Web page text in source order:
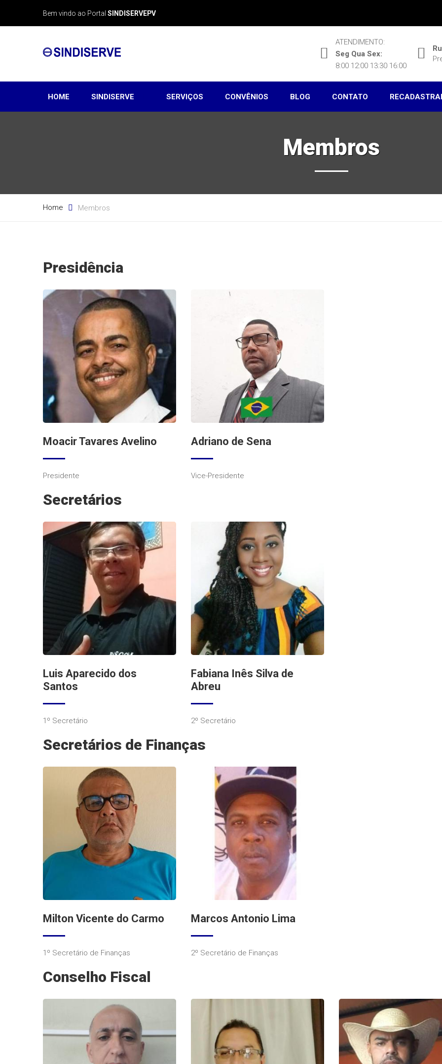
Bem vindo ao Portal SINDISERVEPV
ATENDIMENTO:
Seg Qua Sex:
8:00 12:00 13:30 16:00
HOME SINDISERVE SERVIÇOS CONVÊNIOS BLOG CONTATO
Membros
Home Membros
Presidência
Moacir Tavares Avelino
Presidente
Adriano de Sena
Vice-Presidente
Secretários
Luis Aparecido dos
Santos
1º Secretário
Fabiana Inês Silva de
Abreu
2º Secretário
Secretários de Finanças
Milton Vicente do Carmo
1º Secretário de Finanças
Marcos Antonio Lima
2º Secretário de Finanças
Conselho Fiscal